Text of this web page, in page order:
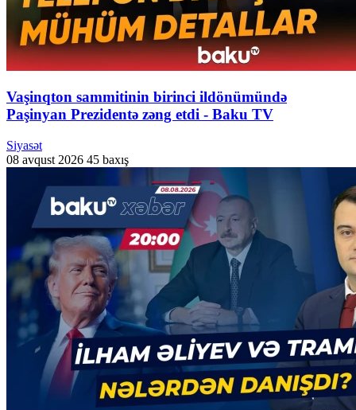
Vaşinqton sammitinin birinci ildönümündə
Paşinyan Prezidentə zəng etdi - Baku TV
Siyasət
08 avqust 2026 45 baxış